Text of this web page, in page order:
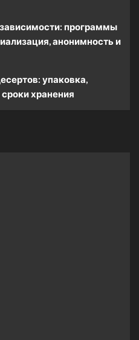
программы
анонимность и
упаковка,
хранения